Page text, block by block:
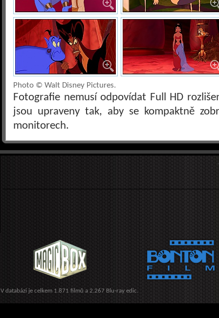
Photo © Walt Disney Pictures.
Fotografie nemusí odpovídat Full HD
jsou upraveny tak, aby se kompaktně
monitorech.
V databázi je celkem 1.871 filmů a 2.267 Blu-ray edic.